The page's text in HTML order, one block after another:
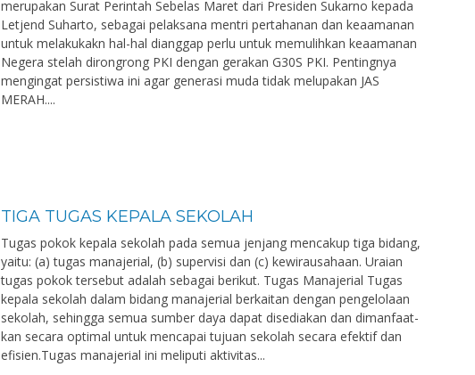
merupakan Surat Perintah Sebelas Maret dari Presiden Sukarno kepada
Letjend Suharto, sebagai pelaksana mentri pertahanan dan keaamanan
untuk melakukakn hal-hal dianggap perlu untuk memulihkan keaamanan
Negera stelah dirongrong PKI dengan gerakan G30S PKI. Pentingnya
mengingat persistiwa ini agar generasi muda tidak melupakan JAS
MERAH....
TIGA TUGAS KEPALA SEKOLAH
Tugas pokok kepala sekolah pada semua jenjang mencakup tiga bidang,
yaitu: (a) tugas manajerial, (b) supervisi dan (c) kewirausahaan. Uraian
tugas pokok tersebut adalah sebagai berikut. Tugas Manajerial Tugas
kepala sekolah dalam bidang manajerial berkaitan dengan pengelolaan
sekolah, sehingga semua sumber daya dapat disediakan dan dimanfaat-
kan secara optimal untuk mencapai tujuan sekolah secara efektif dan
efisien.Tugas manajerial ini meliputi aktivitas...